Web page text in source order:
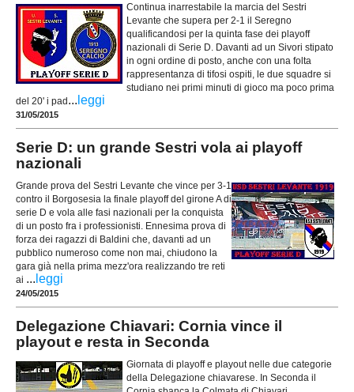
Continua inarrestabile la marcia del Sestri
Levante che supera per 2-1 il Seregno
qualificandosi per la quinta fase dei playoff
nazionali di Serie D. Davanti ad un Sivori stipato
in ogni ordine di posto, anche con una folta
rappresentanza di tifosi ospiti, le due squadre si
studiano nei primi minuti di gioco ma poco prima
del 20' i pad ... leggi
31/05/2015
Serie D: un grande Sestri vola ai playoff
nazionali
Grande prova del Sestri Levante che vince per 3-1
contro il Borgosesia la finale playoff del girone A di
serie D e vola alle fasi nazionali per la conquista
di un posto fra i professionisti. Ennesima prova di
forza dei ragazzi di Baldini che, davanti ad un
pubblico numeroso come non mai, chiudono la
gara già nella prima mezz'ora realizzando tre reti
ai ... leggi
24/05/2015
Delegazione Chiavari: Cornia vince il
playout e resta in Seconda
Giornata di playoff e playout nelle due categorie
della Delegazione chiavarese. In Seconda il